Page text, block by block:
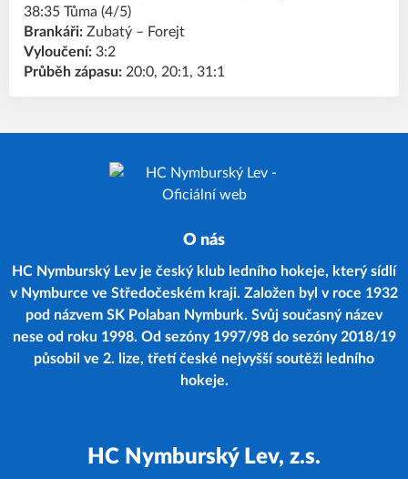
38:35 Tůma (4/5)
Brankáři: Zubatý – Forejt
Vyloučení: 3:2
Průběh zápasu: 20:0, 20:1, 31:1
O nás
HC Nymburský Lev je český klub ledního hokeje, který sídlí
v Nymburce ve Středočeském kraji. Založen byl v roce 1932
pod názvem SK Polaban Nymburk. Svůj současný název
nese od roku 1998. Od sezóny 1997/98 do sezóny 2018/19
působil ve 2. lize, třetí české nejvyšší soutěži ledního
hokeje.
HC Nymburský Lev, z.s.